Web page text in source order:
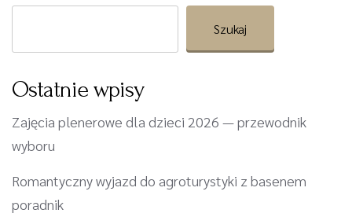
Szukaj
Ostatnie wpisy
Zajęcia plenerowe dla dzieci 2026 — przewodnik
wyboru
Romantyczny wyjazd do agroturystyki z basenem
poradnik